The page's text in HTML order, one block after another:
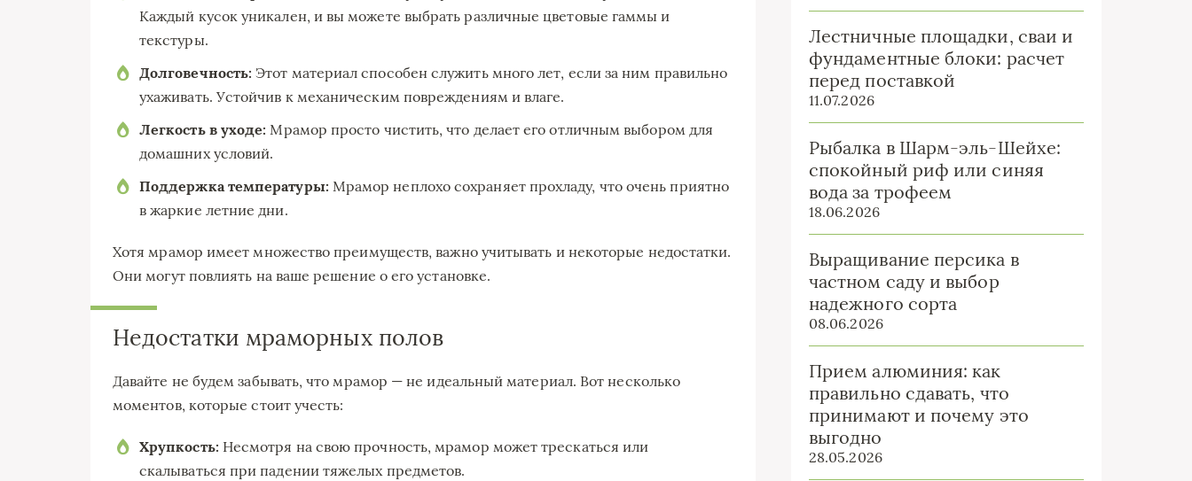
Каждый кусок уникален, и вы можете выбрать различные цветовые гаммы и
текстуры.
Долговечность: Этот материал способен служить много лет, если за ним правильно
ухаживать. Устойчив к механическим повреждениям и влаге.
Легкость в уходе: Мрамор просто чистить, что делает его отличным выбором для
домашних условий.
Поддержка температуры: Мрамор неплохо сохраняет прохладу, что очень приятно
в жаркие летние дни.
Хотя мрамор имеет множество преимуществ, важно учитывать и некоторые недостатки.
Они могут повлиять на ваше решение о его установке.
Недостатки мраморных полов
Давайте не будем забывать, что мрамор — не идеальный материал. Вот несколько
моментов, которые стоит учесть:
Хрупкость: Несмотря на свою прочность, мрамор может трескаться или
скалываться при падении тяжелых предметов.
Лестничные площадки, сваи и
фундаментные блоки: расчет
перед поставкой
11.07.2026
Рыбалка в Шарм-эль-Шейхе:
спокойный риф или синяя
вода за трофеем
18.06.2026
Выращивание персика в
частном саду и выбор
надежного сорта
08.06.2026
Прием алюминия: как
правильно сдавать, что
принимают и почему это
выгодно
28.05.2026